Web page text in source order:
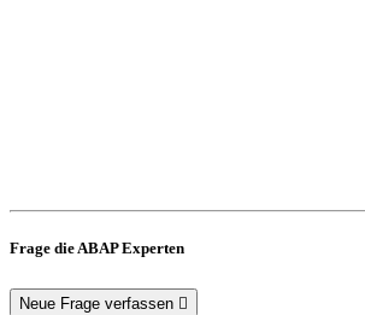
Frage die ABAP Experten
Neue Frage verfassen